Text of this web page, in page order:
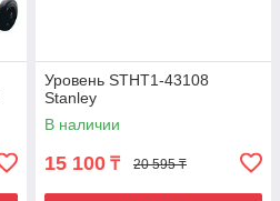
Уровень STHT1-43108
Stanley
В наличии
15 100 ₸ 20 595 ₸